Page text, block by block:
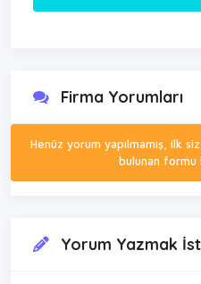
Firma Yorumları
Henüz yorum yapılmamış, ilk
bulunan formu
Yorum Yazmak